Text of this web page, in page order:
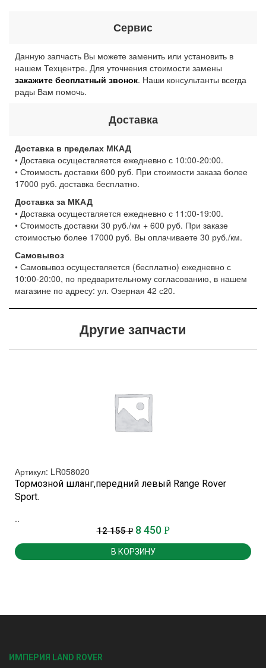
Сервис
Данную запчасть Вы можете заменить или установить в
нашем Техцентре. Для уточнения стоимости замены
закажите бесплатный звонок. Наши консультанты всегда
рады Вам помочь.
Доставка
Доставка в пределах МКАД
• Доставка осуществляется ежедневно с 10:00-20:00.
• Стоимость доставки 600 руб. При стоимости заказа более
17000 руб. доставка бесплатно.
Доставка за МКАД
• Доставка осуществляется ежедневно с 11:00-19:00.
• Стоимость доставки 30 руб./км + 600 руб. При заказе
стоимостью более 17000 руб. Вы оплачиваете 30 руб./км.
Самовывоз
• Самовывоз осуществляется (бесплатно) ежедневно с
10:00-20:00, по предварительному согласованию, в нашем
магазине по адресу: ул. Озерная 42 с20.
Другие запчасти
Артикул: LR058020
Тормозной шланг,передний левый Range Rover
Sport.
..
12 155Р 8 450 Р
В КОРЗИНУ
ИМПЕРИЯ LAND ROVER